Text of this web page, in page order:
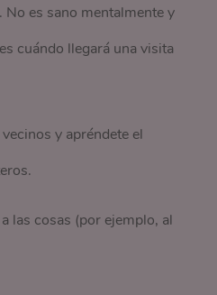
es sano mentalmente y
cuándo llegará una visita
y apréndete el
las cosas (por ejemplo, al